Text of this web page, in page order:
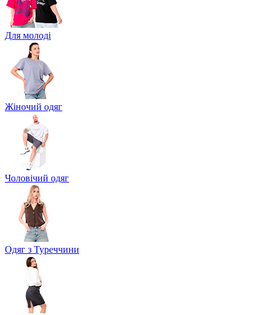
Для молоді
Жіночий одяг
Чоловічий одяг
Одяг з Туреччини